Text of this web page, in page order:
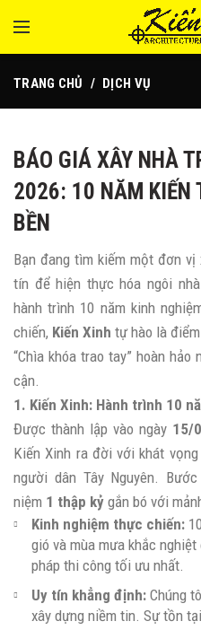
TRANG CHỦ DỊCH VỤ
BÁO GIÁ XÂY NHÀ
2026: 10 NĂM KIẾN
BỀN
Bạn đang tìm kiếm một đơn vị
tín để hiện thực hóa ngôi
hành trình 10 năm kinh
chiến, Kiến Xinh tự hào là
“Chìa khóa trao tay” hoàn
cận.
1. Kiến Xinh: Hành trình 10
Được thành lập vào ngày 15/
Kiến Xinh ra đời với khát
người dân Tây Nguyên.
niệm 1 thập kỷ gắn bó với
Kinh nghiệm thực chiến:
gió và mùa mưa khắc
pháp thi công tối ưu nhất.
Uy tín khẳng định: Chúng
xây dựng niềm tin. Sự tồn